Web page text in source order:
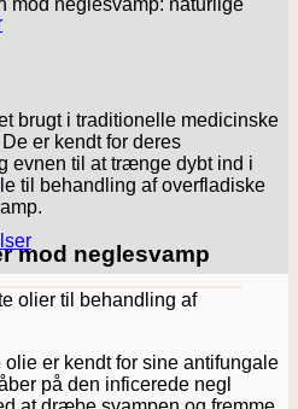
mod neglesvamp: naturlige
brugt i traditionelle medicinske
er kendt for deres
evnen til at trænge dybt ind i
til behandling af overfladiske
mod neglesvamp
olier til behandling af
olie er kendt for sine antifungale
på den inficerede negl